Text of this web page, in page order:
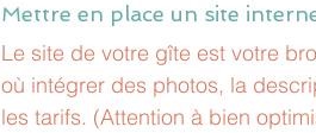
Mettre en place un site
Le site de votre gîte est votre
où intégrer des photos, la
les tarifs. (Attention à bien